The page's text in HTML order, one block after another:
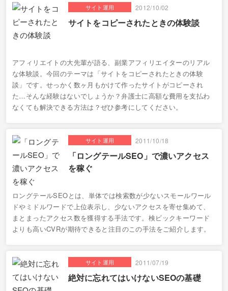
サイト運用 2012/10/02
サイトをコピーされたときの体験談
アフィリエイトの大先輩が語る、副業アフィリエイターのリアル
な体験談。今回のテーマは「サイトをコピーされたときの体験
談」です。せっかく数ヶ月もかけて作ったサイトがコピーされ
た…そんな経験はないでしょうか？弁護士に高額な費用を支払わ
なくても解決できる方法は？ぜひ参考にしてください。
サイト運用 2011/10/18
「ロングテールSEO」で濃いアクセス
を稼ぐ
ロングテールSEOとは、単体では検索数が少ないスモールワール
ドやミドルワードで上位表示し、少ないアクセスを寄せ集めて、
まとまったアクセス数を獲得する手法です。検ビックキーワード
よりも高いCVRが期待できると注目のこの手法をご紹介します。
サイト運用 2011/07/19
絶対に忘れてはいけないSEOの基礎